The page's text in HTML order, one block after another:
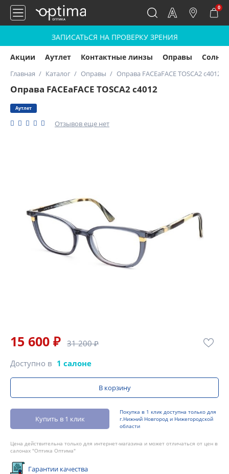
0
ЗАПИСАТЬСЯ НА ПРОВЕРКУ ЗРЕНИЯ
Акции Аутлет Контактные линзы Оправы
Главная Каталог Оправы Оправа FACEaFACE TOSCA2 c4012
Оправа FACEaFACE TOSCA2 c4012
Аутлет
Отзывов еще нет
15 600 ₽ 31 200 ₽
Доступно в 1 салоне
В корзину
Купить в 1 клик
Покупка в 1 клик доступна только для
г.Нижний Новгород и Нижегородской
области
Цена действительна только для интернет-магазина и может отличаться от цен в
салонах "Оптика Оптима"
Гарантии качества